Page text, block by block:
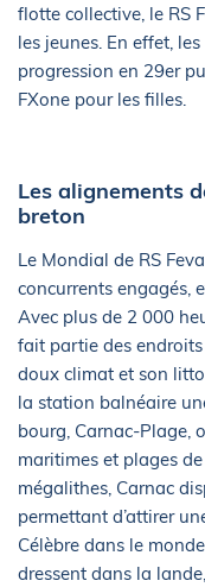
flotte collective, le RS
les jeunes. En effet,
progression en 29er
FXone pour les filles.
Les alignements
breton
Le Mondial de RS
concurrents engagés,
Avec plus de 2 000
fait partie des
doux climat et son
la station balnéaire
bourg, Carnac-Plage,
maritimes et plages
mégalithes, Carnac
permettant d’attirer
Célèbre dans le
dressent dans la